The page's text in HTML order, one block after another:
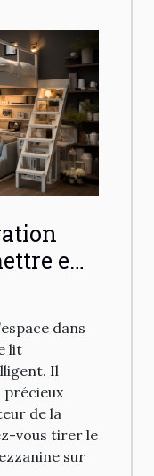
en
dans
lit
Il
de la
vous tirer le
sur